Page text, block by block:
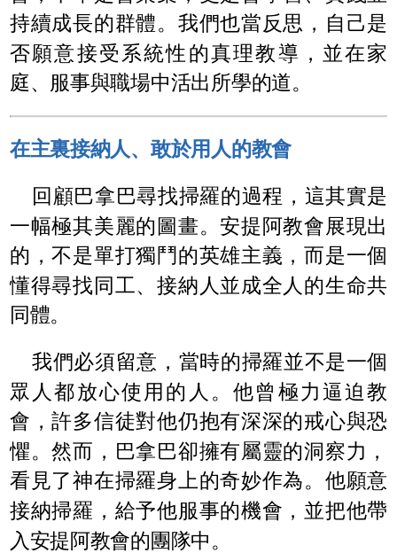
持續成長的群體。我們也當反思，自己是
否願意接受系統性的真理教導，並在家
庭、服事與職場中活出所學的道。
在主裏接納人、敢於用人的教會
回顧巴拿巴尋找掃羅的過程，這其實是
一幅極其美麗的圖畫。安提阿教會展現出
的，不是單打獨鬥的英雄主義，而是一個
懂得尋找同工、接納人並成全人的生命共
同體。
我們必須留意，當時的掃羅並不是一個
眾人都放心使用的人。他曾極力逼迫教
會，許多信徒對他仍抱有深深的戒心與恐
懼。然而，巴拿巴卻擁有屬靈的洞察力，
看見了神在掃羅身上的奇妙作為。他願意
接納掃羅，給予他服事的機會，並把他帶
入安提阿教會的團隊中。